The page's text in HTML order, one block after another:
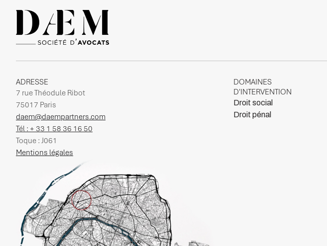
ADRESSE
7 rue Théodule Ribot
75017 Paris
daem@daempartners.com
Tél : + 33 1 58 36 16 50
Toque : J061
Mentions légales
DOMAINES
D'INTERVENTION
Droit social
Droit pénal